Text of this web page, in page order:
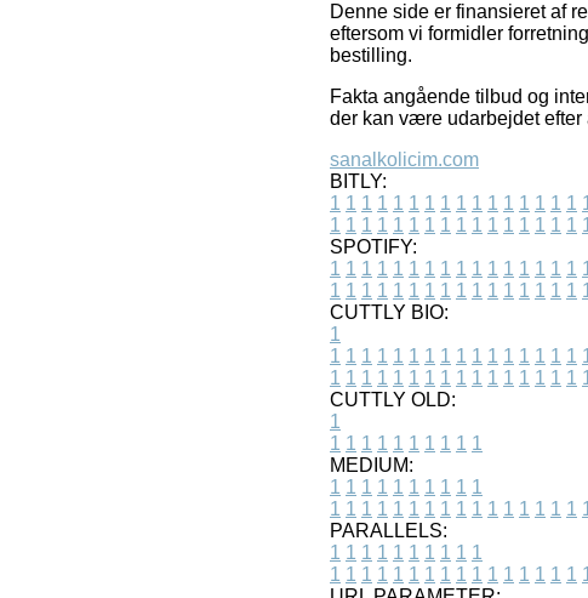
Denne side er finansieret af
eftersom vi formidler
bestilling.
Fakta angående tilbud og
der kan være udarbejdet efter
sanalkolicim.com
BITLY:
1 1 1 1 1 1 1 1 1 1 1 1 1 1 1 1
1 1 1 1 1 1 1 1 1 1 1 1 1 1 1 1
SPOTIFY:
1 1 1 1 1 1 1 1 1 1 1 1 1 1 1 1
1 1 1 1 1 1 1 1 1 1 1 1 1 1 1 1
CUTTLY BIO:
1
1 1 1 1 1 1 1 1 1 1 1 1 1 1 1 1
1 1 1 1 1 1 1 1 1 1 1 1 1 1 1 1
CUTTLY OLD:
1
1 1 1 1 1 1 1 1 1 1
MEDIUM:
1 1 1 1 1 1 1 1 1 1
1 1 1 1 1 1 1 1 1 1 1 1 1 1 1 1
PARALLELS:
1 1 1 1 1 1 1 1 1 1
1 1 1 1 1 1 1 1 1 1 1 1 1 1 1 1